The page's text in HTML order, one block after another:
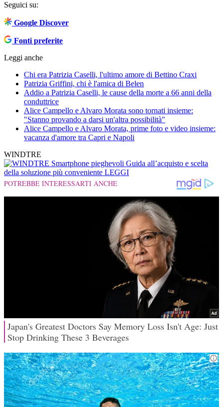
Seguici su:
Google Discover
Fonti preferite
Leggi anche
Chi era Patrizia Caselli, l'ultimo amore di Bettino Craxi
Patrizia Griffini, chi è l'amica di Belen
Addio a Patrizia Caselli, le cause della morte a 66 anni della
conduttrice
Alice Campello e Alvaro Morata sono tornati insieme:
"Stanno provando a darsi un'altra possibilità"
Alice Campello e Alvaro Morata, prime foto e video insieme:
vacanza d'amore tra Capri e Napoli
WINDTRE
Smartphone pieghevoli Guida all’acquisto e scelta
della soluzione più conveniente LEGGI